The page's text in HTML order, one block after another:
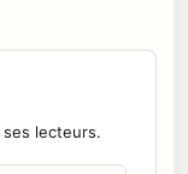
ses lecteurs.